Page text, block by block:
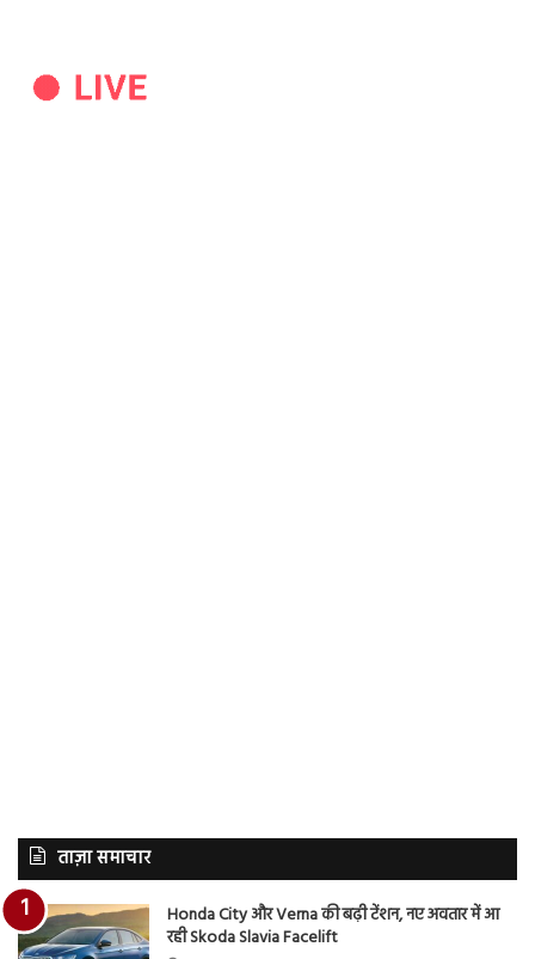
ताज़ा समाचार
Honda City और Verna की बढ़ी टेंशन, नए अवतार में आ
रही Skoda Slavia Facelift